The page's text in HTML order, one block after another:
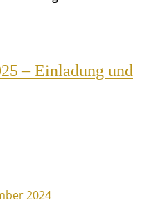
– Einladung und
2024